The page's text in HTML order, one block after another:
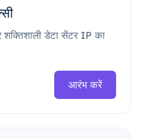
डेटा सेंटर IP का
आरंभ करें